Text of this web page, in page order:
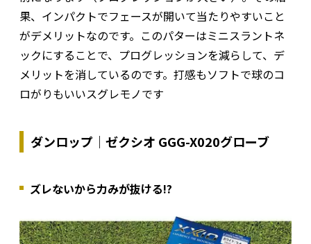
果、インパクトでフェースが開いて当たりやすいこと
がデメリットなのです。このパターはミニスラントネ
ックにすることで、プログレッションを減らして、デ
メリットを消しているのです。打感もソフトで球のコ
ロがりもいいスグレモノです
ダンロップ｜ゼクシオ GGG-X020グローブ
ズレないから力みが抜ける!?